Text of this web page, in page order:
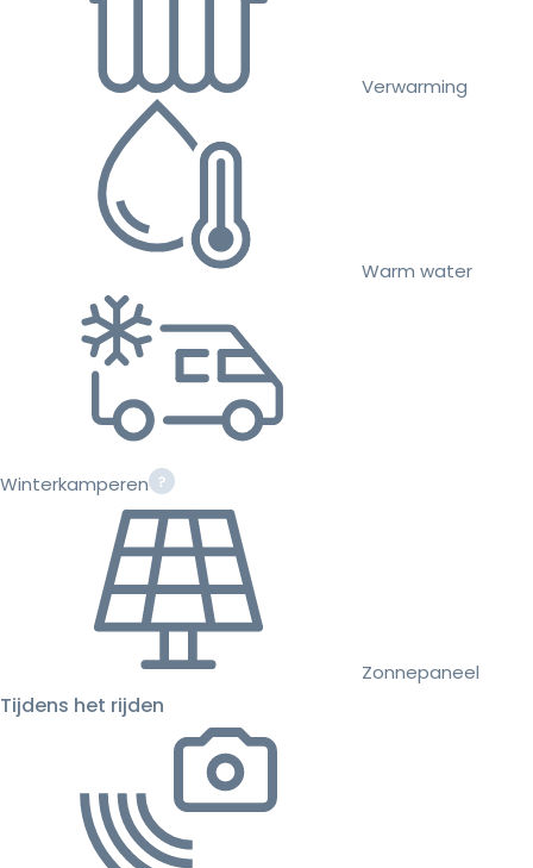
Verwarming
Warm water
Winterkamperen
Zonnepaneel
Tijdens het rijden